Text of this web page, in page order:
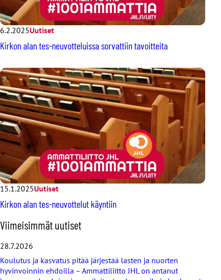
6.2.2025Uutiset
Kirkon alan tes-neuvotteluissa sorvattiin tavoitteita
15.1.2025Uutiset
Kirkon alan tes-neuvottelut käyntiin
O
h
i
t
a
v
Viimeisimmät uutiset
28.7.2026
Koulutus ja kasvatus pitää järjestää lasten ja nuorten
hyvinvoinnin ehdoilla – Ammattiliitto JHL on antanut